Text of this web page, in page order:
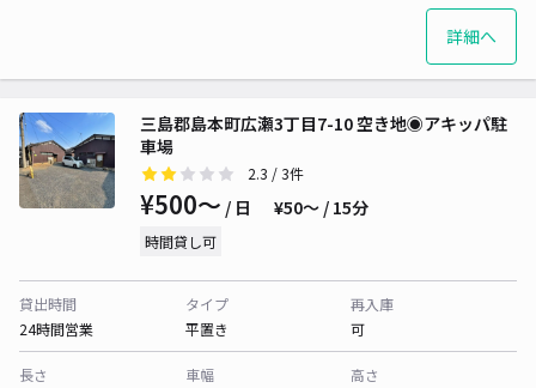
詳細へ
三島郡島本町広瀬3丁目7-10 空き地◉アキッパ駐
車場
2.3 / 3件
¥500〜 / 日 ¥50〜 / 15分
時間貸し可
貸出時間
24時間営業
タイプ
平置き
再入庫
可
長さ
車幅
高さ